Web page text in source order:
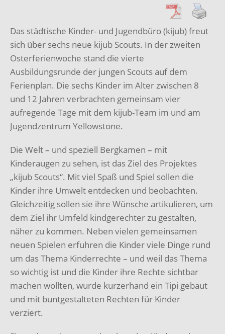
Das städtische Kinder- und Jugendbüro (kijub) freut
sich über sechs neue kijub Scouts. In der zweiten
Osterferienwoche stand die vierte
Ausbildungsrunde der jungen Scouts aufdem
Ferienplan. Die sechs Kinder im Alter zwischen 8
und 12 Jahren verbrachten gemeinsam vier
aufregende Tage mit dem kijub-Team im und am
Jugendzentrum Yellowstone.
Die Welt – und speziell Bergkamen – mit
Kinderaugen zu sehen, ist das Ziel des Projektes
„kijub Scouts“. Mit viel Spaß und Spiel sollen die
Kinder ihre Umwelt entdecken und beobachten.
Gleichzeitig sollen sie ihre Wünsche artikulieren, um
dem Ziel ihr Umfeld kindgerechter zu gestalten,
näher zu kommen. Neben vielen gemeinsamen
neuen Spielen erfuhren die Kinder viele Dinge rund
um das Thema Kinderrechte – und weil das Thema
sowichtig ist und die Kinder ihre Rechte sichtbar
machen wollten, wurde kurzerhand ein Tipi gebaut
und mit buntgestalteten Rechten für Kinder
verziert.